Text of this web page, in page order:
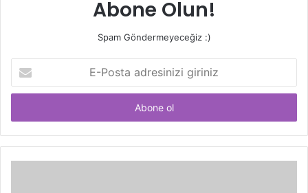
Abone Olun!
Spam Göndermeyeceğiz :)
Posta
adresinizi